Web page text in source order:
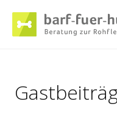
Inhalt
springen